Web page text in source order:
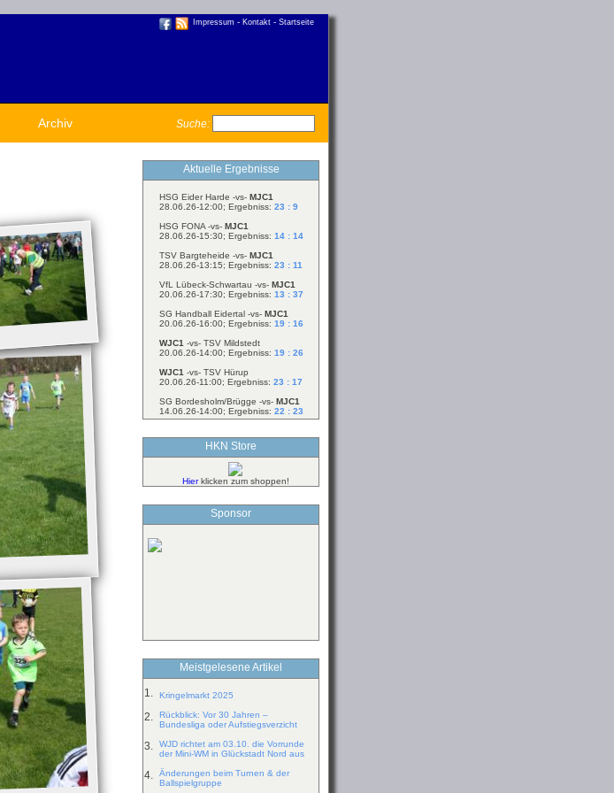
Impressum - Kontakt - Startseite
Archiv Suche:
Aktuelle Ergebnisse
HSG Eider Harde -vs- MJC1
28.06.26-12:00; Ergebniss: 23 : 9
HSG FONA -vs- MJC1
28.06.26-15:30; Ergebniss: 14 : 14
TSV Bargteheide -vs- MJC1
28.06.26-13:15; Ergebniss: 23 : 11
VfL Lübeck-Schwartau -vs- MJC1
20.06.26-17:30; Ergebniss: 13 : 37
SG Handball Eidertal -vs- MJC1
20.06.26-16:00; Ergebniss: 19 : 16
WJC1 -vs- TSV Mildstedt
20.06.26-14:00; Ergebniss: 19 : 26
WJC1 -vs- TSV Hürup
20.06.26-11:00; Ergebniss: 23 : 17
SG Bordesholm/Brügge -vs- MJC1
14.06.26-14:00; Ergebniss: 22 : 23
HKN Store
Hierklicken zum shoppen!
Sponsor
Meistgelesene Artikel
1. Kringelmarkt 2025
2.
Rückblick: Vor 30 Jahren –
Bundesliga oder Aufstiegsverzicht
3.
WJD richtet am 03.10. die Vorrunde
der Mini-WM in Glückstadt Nord aus
4.
Änderungen beim Turnen & der
Ballspielgruppe